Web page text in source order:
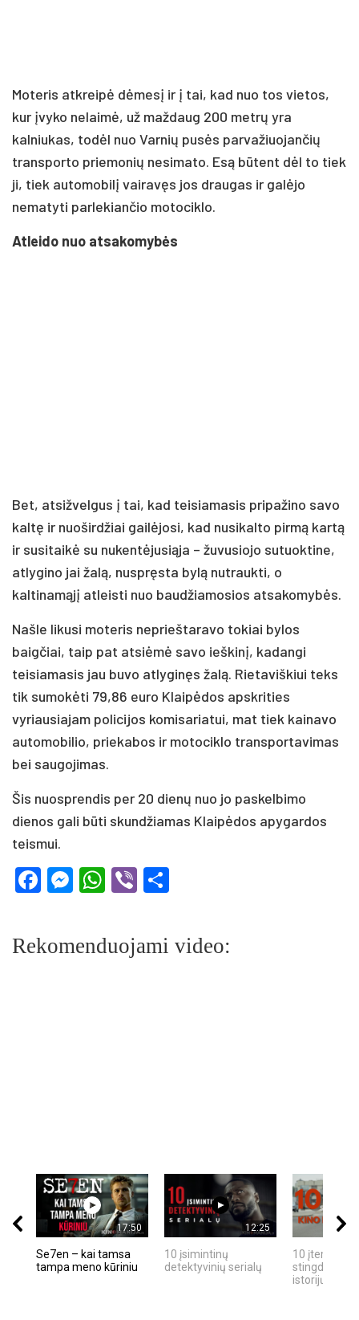
Moteris atkreipė dėmesį ir į tai, kad nuo tos vietos,
kur įvyko nelaimė, už maždaug 200 metrų yra
kalniukas, todėl nuo Varnių pusės parvažiuojančių
transporto priemonių nesimato. Esą būtent dėl to tiek
ji, tiek automobilį vairavęs jos draugas ir galėjo
nematyti parlekiančio motociklo.
Atleido nuo atsakomybės
Bet, atsižvelgus į tai, kad teisiamasis pripažino savo
kaltę ir nuoširdžiai gailėjosi, kad nusikalto pirmą kartą
ir susitaikė su nukentėjusiąja – žuvusiojo sutuoktine,
atlygino jai žalą, nuspręsta bylą nutraukti, o
kaltinamąjį atleisti nuo baudžiamosios atsakomybės.
Našle likusi moteris neprieštaravo tokiai bylos
baigčiai, taip pat atsiėmė savo ieškinį, kadangi
teisiamasis jau buvo atlyginęs žalą. Rietaviškiui teks
tik sumokėti 79,86 euro Klaipėdos apskrities
vyriausiajam policijos komisariatui, mat tiek kainavo
automobilio, priekabos ir motociklo transportavimas
bei saugojimas.
Šis nuosprendis per 20 dienų nuo jo paskelbimo
dienos gali būti skundžiamas Klaipėdos apygardos
teismui.
Facebook
Messenger
WhatsApp
Viber
Rekomenduojami video:
17:50
Se7en – kai tamsa
tampa meno kūriniu
12:25
10 įsimintinų
detektyvinių serialų
10 įtemptų,
stingdančių
istorijų